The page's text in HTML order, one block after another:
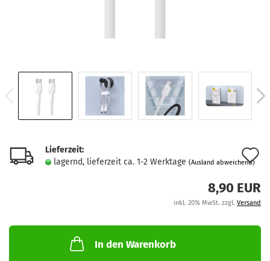
Lieferzeit:
lagernd, lieferzeit ca. 1-2 Werktage (Ausland abweichend)
8,90 EUR
inkl. 20% MwSt. zzgl. Versand
In den Warenkorb